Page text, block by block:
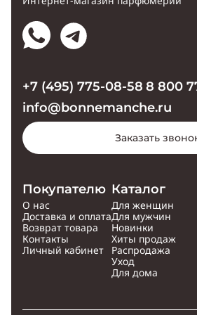
Покупателю
О нас
Доставка и оплата
Возврат товара
Контакты
Личный кабинет
Каталог
Для женщин
Для мужчин
Новинки
Хиты продаж
Распродажа
Уход
Для дома
+7 (495) 775-08-58 8 800
info@bonnemanche.ru
Заказать